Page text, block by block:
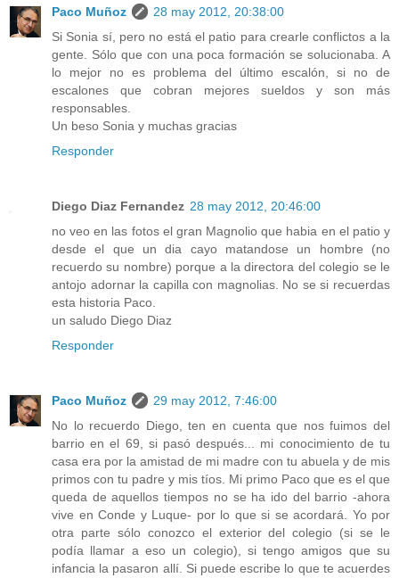
Paco Muñoz
28 may 2012, 20:38:00
Si Sonia sí, pero no está el patio para crearle conflictos a la
gente. Sólo que con una poca formación se solucionaba. A
lo mejor no es problema del último escalón, si no de
escalones que cobran mejores sueldos y son más
responsables.
Un beso Sonia y muchas gracias
Responder
Diego Diaz Fernandez 28 may 2012, 20:46:00
no veo en las fotos el gran Magnolio que habia en el patio y
desde el que un dia cayo matandose un hombre (no
recuerdo su nombre) porque a la directora del colegio se le
antojo adornar la capilla con magnolias. No se si recuerdas
esta historia Paco.
un saludo Diego Diaz
Responder
Paco Muñoz
29 may 2012, 7:46:00
No lo recuerdo Diego, ten en cuenta que nos fuimos del
barrio en el 69, si pasó después... mi conocimiento de tu
casa era por la amistad de mi madre con tu abuela y de mis
primos con tu padre y mis tíos. Mi primo Paco que es el que
queda de aquellos tiempos no se ha ido del barrio -ahora
vive en Conde y Luque- por lo que si se acordará. Yo por
otra parte sólo conozco el exterior del colegio (si se le
podía llamar a eso un colegio), si tengo amigos que su
infancia la pasaron allí. Si puede escribe lo que te acuerdes